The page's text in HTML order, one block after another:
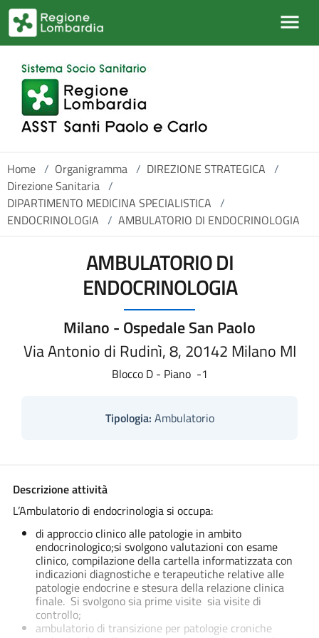
Salta al contenuto principale
Home / Organigramma / DIREZIONE STRATEGICA /
Direzione Sanitaria /
DIPARTIMENTO MEDICINA SPECIALISTICA /
ENDOCRINOLOGIA / AMBULATORIO DI ENDOCRINOLOGIA
AMBULATORIO DI
ENDOCRINOLOGIA
Milano - Ospedale San Paolo
Via Antonio di Rudinì, 8, 20142 Milano MI
Blocco D - Piano -1
Tipologia: Ambulatorio
Descrizione attività
L’Ambulatorio di endocrinologia si occupa:
di approccio clinico alle patologie in ambito
endocrinologico;si svolgono valutazioni con esame
clinico, compilazione della cartella informatizzata con
indicazioni diagnostiche e terapeutiche relative alle
patologie endocrine e stesura della relazione clinica
finale. Si svolgono sia prime visite sia visite di
controllo;
ambulatorio di transizione per patologie croniche